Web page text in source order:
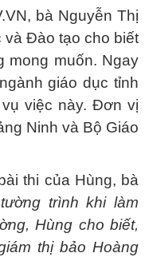
bà Nguyễn Thị
và Đào tạo cho biết
mong muốn. Ngay
giáo dục tỉnh
việc này. Đơn vị
Ninh và Bộ Giáo
thi của Hùng, bà
trình khi làm
Hùng cho biết,
thị bảo Hoàng